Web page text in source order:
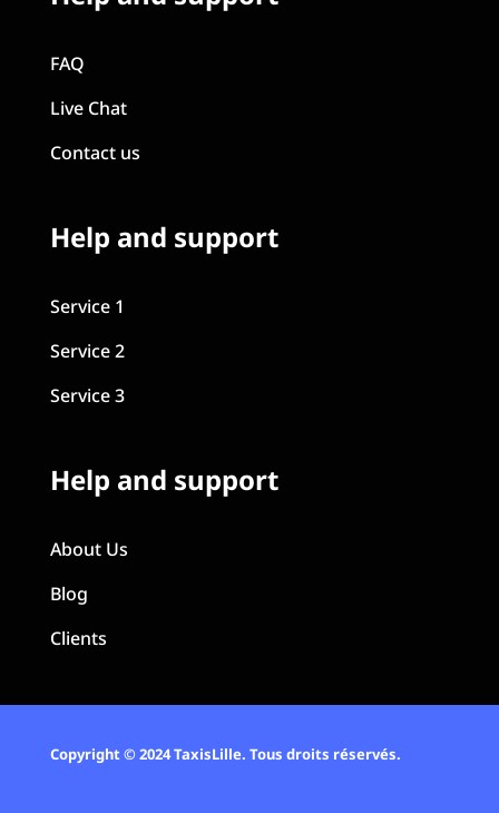
FAQ
Live Chat
Contact us
Help and support
Service 1
Service 2
Service 3
Help and support
About Us
Blog
Clients
Copyright © 2024 TaxisLille. Tous droits réservés.